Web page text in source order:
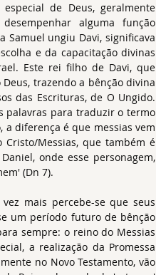
de Deus, geralmente
alguma função
Samuel ungiu Davi, significava
e da capacitação divinas
Este rei filho de Davi, que
trazendo a bênção divina
das Escrituras, de O Ungido.
palavras para traduzir o termo
a diferença é que messias vem
Messias, que também é
onde esse personagem,
(Dn 7).
mais percebe-se que seus
um período futuro de bênção
sempre: o reino do Messias
a realização da Promessa
no Novo Testamento, vão